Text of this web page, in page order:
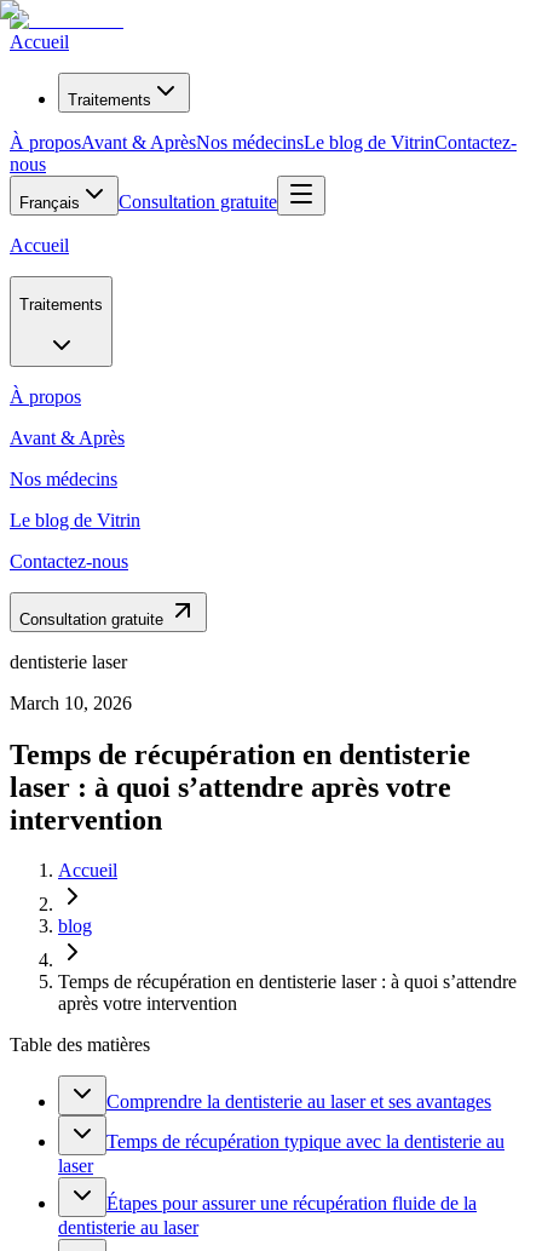
Accueil
Traitements
À proposAvant & AprèsNos médecinsLe blog de VitrinContactez-
nous
Français Consultation gratuite
Accueil
Traitements
À propos
Avant & Après
Nos médecins
Le blog de Vitrin
Contactez-nous
Consultation gratuite
dentisterie laser
March 10, 2026
Temps de récupération en dentisterie
laser : à quoi s’attendre après votre
intervention
Accueil
blog
Temps de récupération en dentisterie laser : à quoi s’attendre
après votre intervention
Table des matières
Comprendre la dentisterie au laser et ses avantages
Temps de récupération typique avec la dentisterie au
laser
Étapes pour assurer une récupération fluide de la
dentisterie au laser